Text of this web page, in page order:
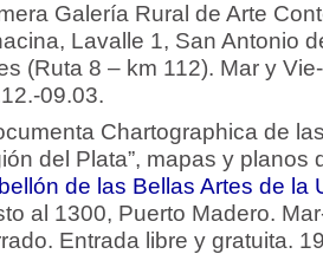
Galería Rural de Arte
Lavalle 1, San Antonio
(Ruta 8 – km 112). Mar y
09.03.
Chartographica de
del Plata”, mapas y planos
de las Bellas Artes de la
al 1300, Puerto Madero.
Entrada libre y gratuita.